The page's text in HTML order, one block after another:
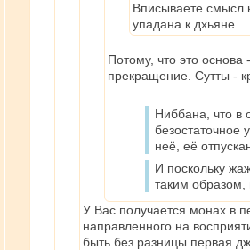
Вписываете смысл
упадана к дхьяне.
Потому, что это
прекращение. Сутты -
Ниббана, что в
безостаточное
неё, её
И поскольку
таким
У Вас получается монах в
направленного на
быть без разницы первая